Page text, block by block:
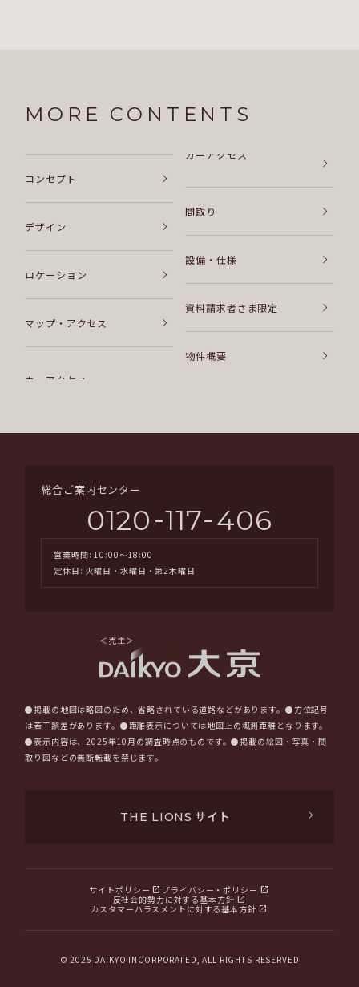
MORE CONTENTS
コンセプト
デザイン
ロケーション
マップ・アクセス
カーアクセス
間取り
設備・仕様
資料請求者さま限定
物件概要
総合ご案内センター
0120-117-406
営業時間: 10:00～18:00
定休日: 火曜日・水曜日・第2木曜日
＜売主＞
●掲載の地図は略図のため、省略されている道路などがあります。●方位記号
は若干誤差があります。●距離表示については地図上の概測距離となります。
●表示内容は、2025年10月の調査時点のものです。●掲載の絵図・写真・間
取り図などの無断転載を禁じます。
THE LIONS サイト
サイトポリシー
プライバシー・ポリシー
反社会的勢力に対する基本方針
カスタマーハラスメントに対する基本方針
© 2025 DAIKYO INCORPORATED, ALL RIGHTS RESERVED